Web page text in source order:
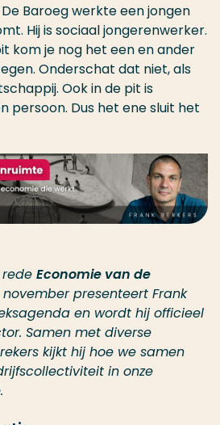
De Baroeg werkte een jongen
Hij is sociaal jongerenwerker.
kom je nog het een en ander
Onderschat dat niet, als
Ook in de pit is
persoon. Dus het ene sluit het
Economie van de
november presenteert Frank
en wordt hij officieel
Samen met diverse
kijkt hij hoe we samen
in onze